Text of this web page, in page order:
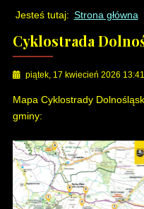
Jesteś tutaj: Strona główna
Cyklostrada
piątek, 17 kwiecień 2026 13:41
Mapa Cyklostrady
gminy: